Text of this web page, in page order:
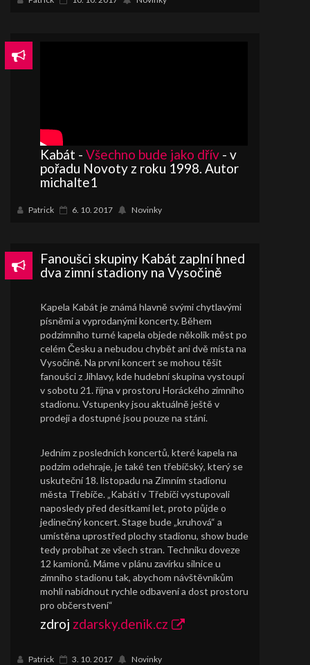
Kabát - Všechno bude jako dřív - v
pořadu Novoty z roku 1998. Autor
michalte1
Patrick 6. 10. 2017 Novinky
Fanoušci skupiny Kabát zaplní hned
dva zimní stadiony na Vysočině
Kapela Kabát je známá hlavně svými chytlavými
písněmi a vyprodanými koncerty. Během
podzimního turné kapela objede několik měst po
celém Česku a nebudou chybět ani dvě místa na
Vysočině. Na první koncert se mohou těšit
fanoušci z Jihlavy, kde hudební skupina vystoupí
v sobotu 21. října v prostoru Horáckého zimního
stadionu. Vstupenky jsou aktuálně ještě v
prodeji a dostupné jsou pouze na stání.
Jedním z posledních koncertů, které kapela na
podzim odehraje, je také ten třebíčský, který se
uskuteční 18. listopadu na Zimním stadionu
města Třebíče. „Kabáti v Třebíči vystupovali
naposledy před desítkami let, proto půjde o
jedinečný koncert. Stage bude „kruhová“ a
umístěna uprostřed plochy stadionu, show bude
tedy probíhat ze všech stran. Techniku doveze
12 kamionů. Máme v plánu zavírku silnice u
zimního stadionu tak, abychom návštěvníkům
mohli nabídnout rychle odbavení a dost prostoru
pro občerstvení“
zdroj zdarsky.denik.cz
Patrick 3. 10. 2017 Novinky